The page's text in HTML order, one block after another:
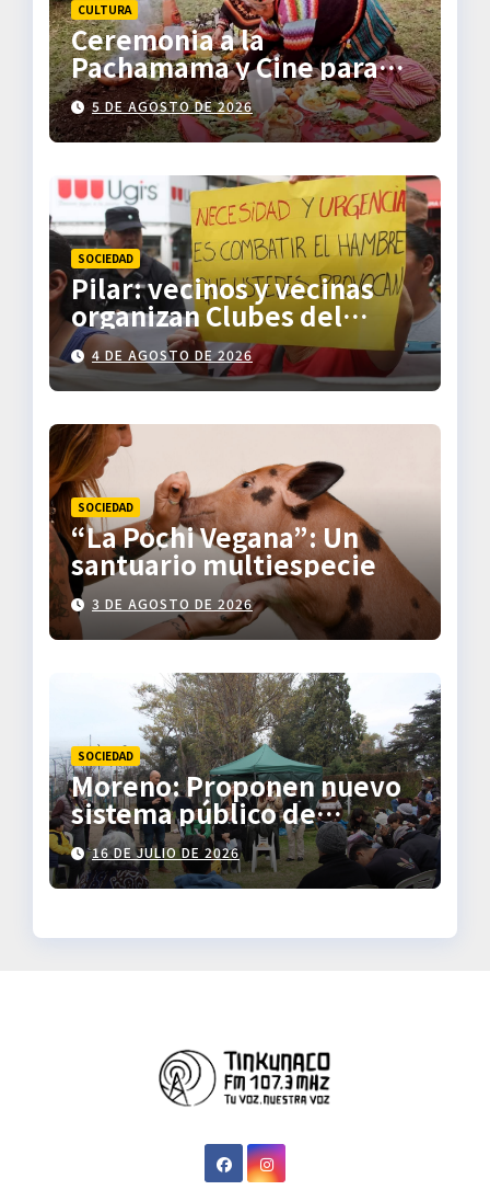
CULTURA
Ceremonia a la
Pachamama y Cine para
Descolonizar
5 DE AGOSTO DE 2026
SOCIEDAD
Pilar: vecinos y vecinas
organizan Clubes del
Trueque
4 DE AGOSTO DE 2026
SOCIEDAD
“La Pochi Vegana”: Un
santuario multiespecie
3 DE AGOSTO DE 2026
SOCIEDAD
Moreno: Proponen nuevo
sistema público de
transporte
16 DE JULIO DE 2026